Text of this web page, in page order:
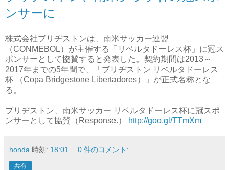
ンサーに
株式会社ブリヂストンは、南米サッカー連盟
（CONMEBOL）が主催する「リベルタドーレス杯」に冠ス
ポンサーとして協賛すると発表した。契約期間は2013～
2017年までの5年間で、「ブリヂストン リベルタドーレス
杯 （Copa Bridgestone Libertadores）」が正式名称とな
る。
ブリヂストン、南米サッカー リベルタドーレス杯に冠スポ
ンサーとして協賛（Response.）
http://goo.gl/TTmXm
honda 時刻: 18:01 0 件のコメント:
共有